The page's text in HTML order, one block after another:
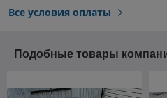
Все условия оплаты
Подобные товары